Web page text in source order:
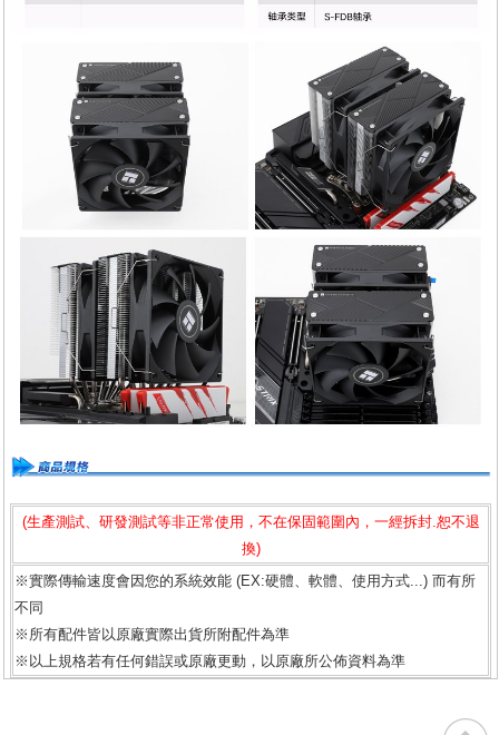
(生產測試、研發測試等非正常使用，不在保固範圍內，一經拆封.恕不退
換)
※實際傳輸速度會因您的系統效能 (EX:硬體、軟體、使用方式...) 而有所
不同
※所有配件皆以原廠實際出貨所附配件為準
※以上規格若有任何錯誤或原廠更動，以原廠所公佈資料為準